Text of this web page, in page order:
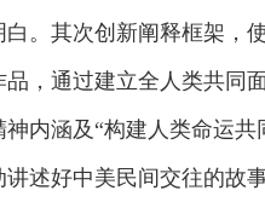
。其次创新阐释框架，
，通过建立全人类共同
内涵及“构建人类命运共
述好中美民间交往的故事